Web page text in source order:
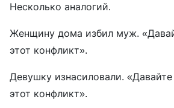
Несколько аналогий.
Женщину дома избил муж.
этот конфликт».
Девушку изнасиловали.
этот конфликт».